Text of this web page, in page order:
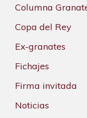
Columna
Copa del Rey
Ex-granates
Fichajes
Firma invitada
Noticias